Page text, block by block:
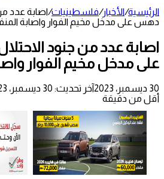
الرئيسية/الأخبار/فلسطينيات/اصابة عدد
دهس على مدخل مخيم الفوار واصابة
اصابة عدد من جنود
على مدخل مخيم الفوار
30 ديسمبر، 2023
آخر تحديث: 30 ديسمبر، 2023
أقل من دقيقة